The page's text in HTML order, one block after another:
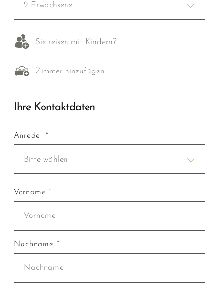
2 Erwachsene
Sie reisen mit Kindern?
Zimmer hinzufügen
Ihre Kontaktdaten
Anrede *
Bitte wählen
Vorname *
Nachname *